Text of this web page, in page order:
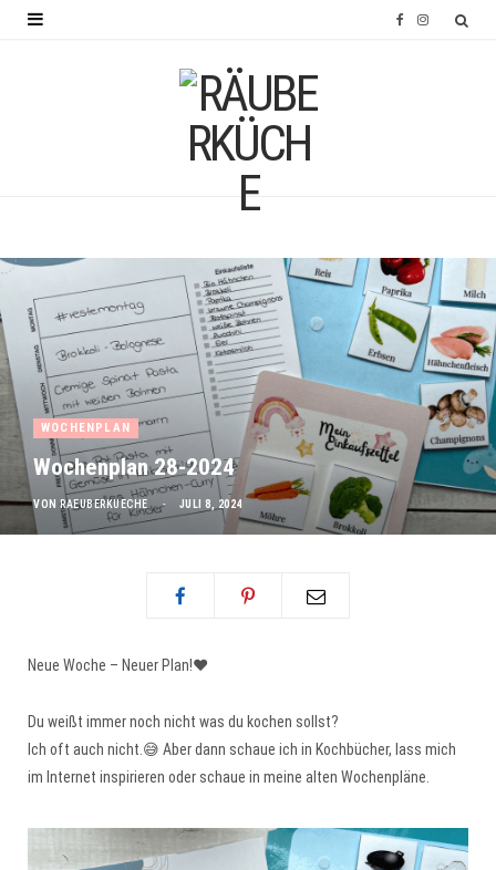
o
k
I
r
a
m
WOCHENPLAN
Wochenplan 28-2024
VON RAEUBERKUECHE JULI 8, 2024
Neue Woche – Neuer Plan!❤️
Du weißt immer noch nicht was du kochen sollst?
Ich oft auch nicht.😅 Aber dann schaue ich in Kochbücher, lass mich
im Internet inspirieren oder schaue in meine alten Wochenpläne.